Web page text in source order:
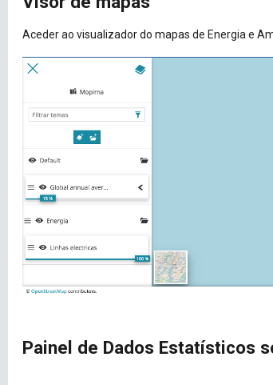
Aceder ao visualizador do mapas de Energia e
Painel de Dados Estatísticos